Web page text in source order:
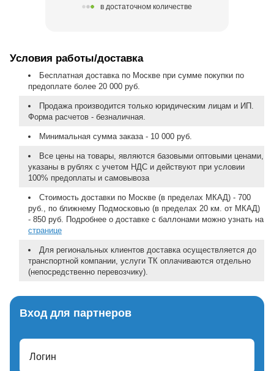
в достаточном количестве
Условия работы/доставка
Бесплатная доставка по Москве при сумме покупки по
предоплате более 20 000 руб.
Продажа производится только юридическим лицам и ИП.
Форма расчетов - безналичная.
Минимальная сумма заказа - 10 000 руб.
Все цены на товары, являются базовыми оптовыми ценами,
указаны в рублях с учетом НДС и действуют при условии
100% предоплаты и самовывоза
Стоимость доставки по Москве (в пределах МКАД) - 700
руб., по ближнему Подмосковью (в пределах 20 км. от МКАД)
- 850 руб. Подробнее о доставке с баллонами можно узнать на
странице
Для региональных клиентов доставка осуществляется до
транспортной компании, услуги ТК оплачиваются отдельно
(непосредственно перевозчику).
Вход для партнеров
Логин